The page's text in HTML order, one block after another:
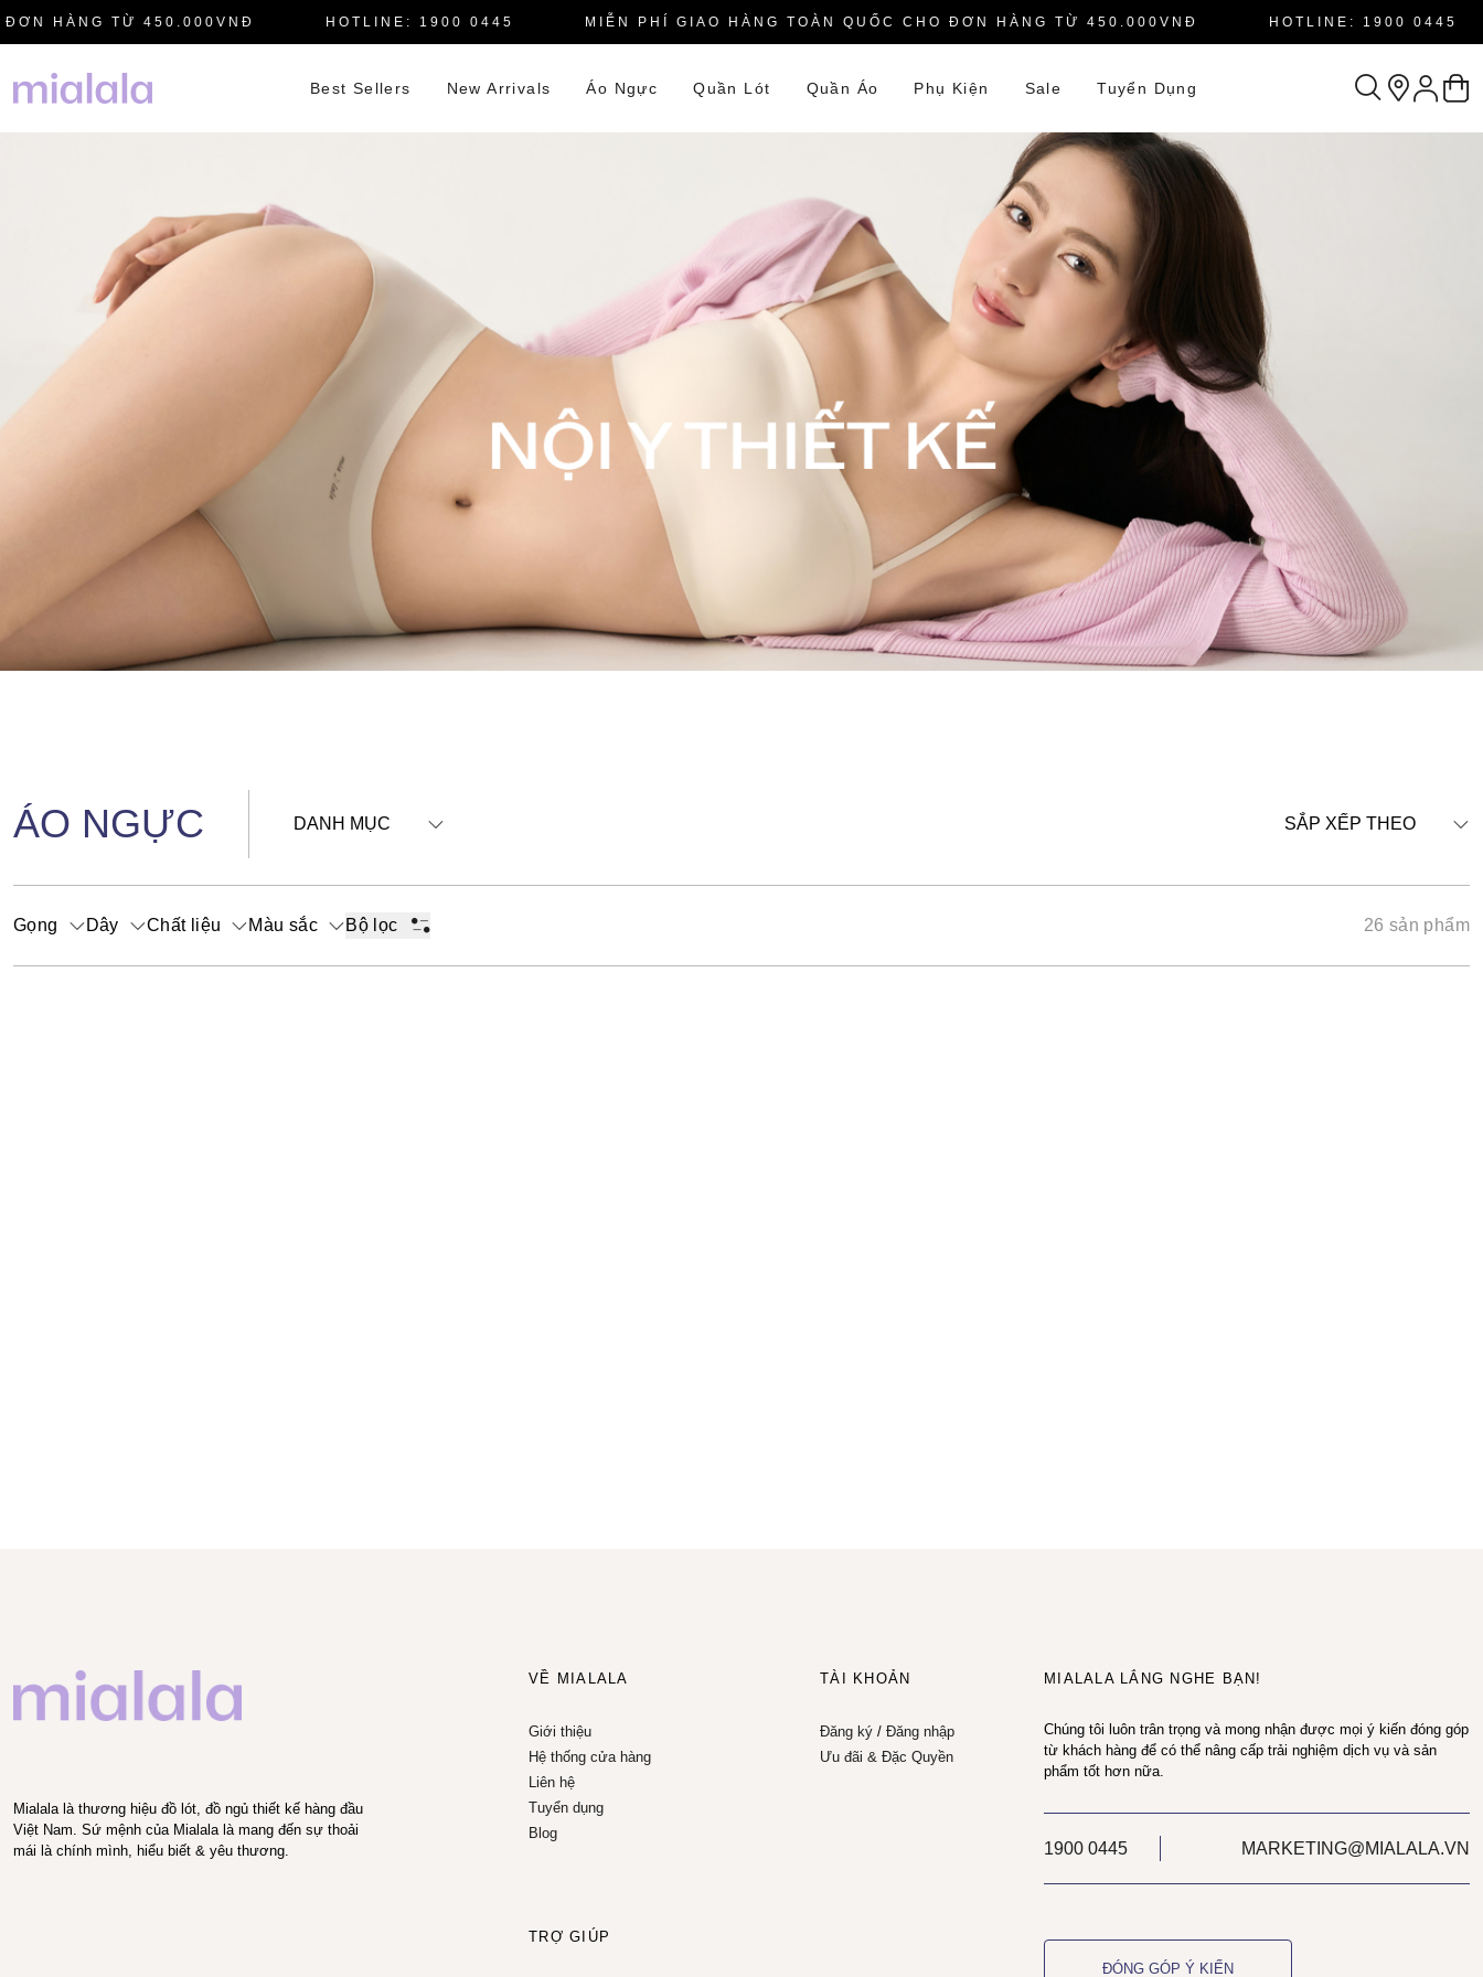
HÀNG TỪ 450.000VNĐ HOTLINE: 1900 0445 MIỄN PHÍ GIAO HÀNG TOÀN QUỐC CHO ĐƠN HÀNG TỪ 450.000VNĐ HOTLINE: 1900 0445
Best Sellers New Arrivals Áo Ngực Quần Lót Quần Áo Phụ Kiện Sale Tuyển Dụng
ÁO NGỰC DANH MỤC SẮP XẾP THEO
Gọng Dây Chất liệu Màu sắc Bộ lọc 26 sản phẩm
Mialala là thương hiệu đồ lót, đồ ngủ thiết kế hàng đầu
Việt Nam. Sứ mệnh của Mialala là mang đến sự thoải
mái là chính mình, hiểu biết & yêu thương.
VỀ MIALALA
Giới thiệu
Hệ thống cửa hàng
Liên hệ
Tuyển dụng
Blog
TÀI KHOẢN
Đăng ký/ Đăng nhập
Ưu đãi & Đặc Quyền
TRỢ GIÚP
MIALALA LẮNG NGHE BẠN!
Chúng tôi luôn trân trọng và mong nhận được mọi ý kiến đóng góp
từ khách hàng để có thể nâng cấp trải nghiệm dịch vụ và sản
phẩm tốt hơn nữa.
1900 0445 MARKETING@MIALALA.VN
ĐÓNG GÓP Ý KIẾN